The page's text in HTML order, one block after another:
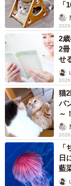
2
2
せ
猫
パ
～
日
藍
ご